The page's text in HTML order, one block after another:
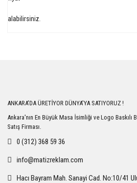
alabilirsiniz.
ANKARA'DA ÜRETİYOR DÜNYA'YA SATIYORUZ !
Ankara'nın En Büyük Masa İsimliği ve Logo Baskılı
Satış Firması.
0 (312) 368 59 36
info@matizreklam.com
Hacı Bayram Mah. Sanayi Cad. No:10/41